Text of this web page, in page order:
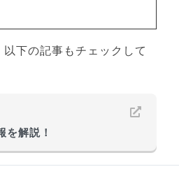
下の記事もチェックして
を解説！